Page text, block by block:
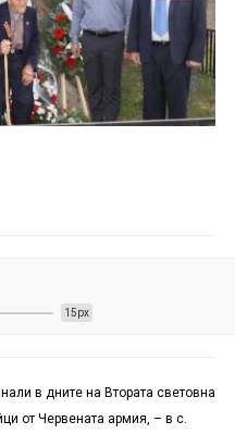
15px
в дните на Втората световна
от Червената армия, – в с.